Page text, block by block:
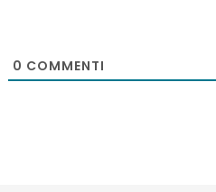
0 COMMENTI